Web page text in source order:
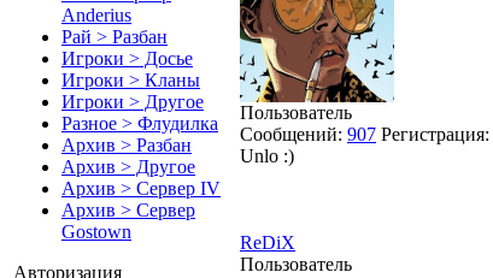
Anderius
Рай > Разбан
Игроки > Досье
Игроки > Кланы
Игроки > Другое
Разное > Флудилка
Архив > Разбан
Архив > Другое
Архив > Сервер IV
Архив > Сервер
Gostown
Авторизация
Пользователь
Сообщений: 907 Регистрация:
Unlo :)
ReDiX
Пользователь